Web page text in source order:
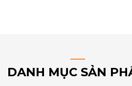
DANH MỤC SẢN